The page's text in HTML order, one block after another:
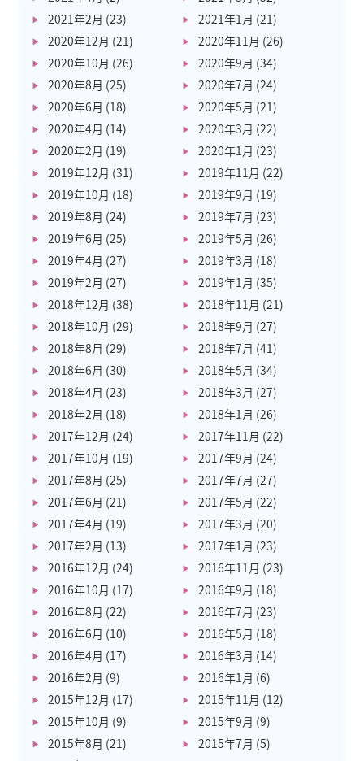
2021年2月 (23) 2021年1月 (21)
2020年12月 (21) 2020年11月 (26)
2020年10月 (26) 2020年9月 (34)
2020年8月 (25) 2020年7月 (24)
2020年6月 (18) 2020年5月 (21)
2020年4月 (14) 2020年3月 (22)
2020年2月 (19) 2020年1月 (23)
2019年12月 (31) 2019年11月 (22)
2019年10月 (18) 2019年9月 (19)
2019年8月 (24) 2019年7月 (23)
2019年6月 (25) 2019年5月 (26)
2019年4月 (27) 2019年3月 (18)
2019年2月 (27) 2019年1月 (35)
2018年12月 (38) 2018年11月 (21)
2018年10月 (29) 2018年9月 (27)
2018年8月 (29) 2018年7月 (41)
2018年6月 (30) 2018年5月 (34)
2018年4月 (23) 2018年3月 (27)
2018年2月 (18) 2018年1月 (26)
2017年12月 (24) 2017年11月 (22)
2017年10月 (19) 2017年9月 (24)
2017年8月 (25) 2017年7月 (27)
2017年6月 (21) 2017年5月 (22)
2017年4月 (19) 2017年3月 (20)
2017年2月 (13) 2017年1月 (23)
2016年12月 (24) 2016年11月 (23)
2016年10月 (17) 2016年9月 (18)
2016年8月 (22) 2016年7月 (23)
2016年6月 (10) 2016年5月 (18)
2016年4月 (17) 2016年3月 (14)
2016年2月 (9) 2016年1月 (6)
2015年12月 (17) 2015年11月 (12)
2015年10月 (9) 2015年9月 (9)
2015年8月 (21) 2015年7月 (5)